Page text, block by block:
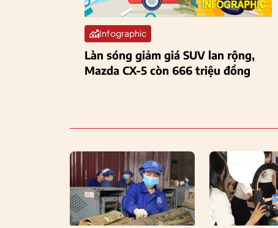
Infographic
Làn sóng giảm giá SUV lan rộng,
Mazda CX-5 còn 666 triệu đồng